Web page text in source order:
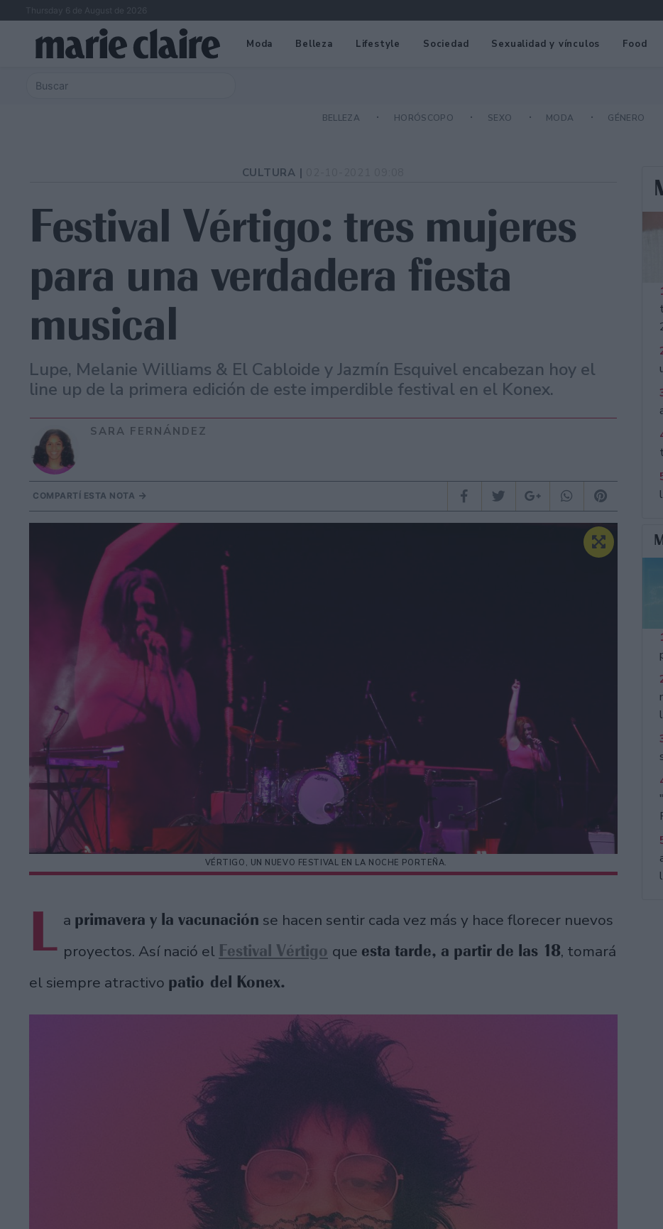
Thursday 6 de August de 2026
Moda Belleza Lifestyle Sociedad Sexualidad y vínculos Food
BELLEZA HORÓSCOPO SEXO MODA GÉNERO
CULTURA |
Festival Vértigo: tres mujeres
para una verdadera fiesta
musical
Lupe, Melanie Williams & El Cabloide y Jazmín Esquivel encabezan hoy el
line up de la primera edición de este imperdible festival en el Konex.
SARA FERNÁNDEZ
COMPARTÍ ESTA NOTA
VÉRTIGO, UN NUEVO FESTIVAL EN LA NOCHE PORTEÑA.
L a primavera y la vacunación se hacen sentir cada vez más y hace florecer nuevos
proyectos. Así nació el Festival Vértigo que esta tarde, a partir de las 18, tomará
el siempre atractivo patio del Konex.